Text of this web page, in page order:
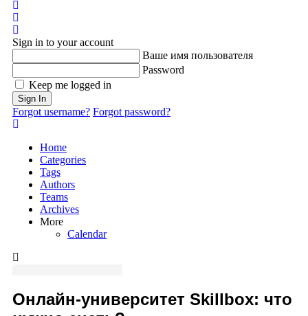
Sign in to your account
Ваше имя пользователя
Password
Keep me logged in
Sign In
Forgot username? Forgot password?
Home
Categories
Tags
Authors
Teams
Archives
More
Calendar
Онлайн-университет Skillbox: что